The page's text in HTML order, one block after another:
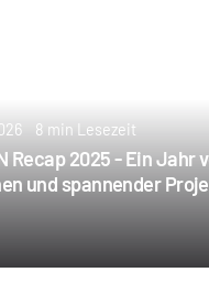
8 min Lesezeit
Recap 2025 - Ein Jahr
und spannender